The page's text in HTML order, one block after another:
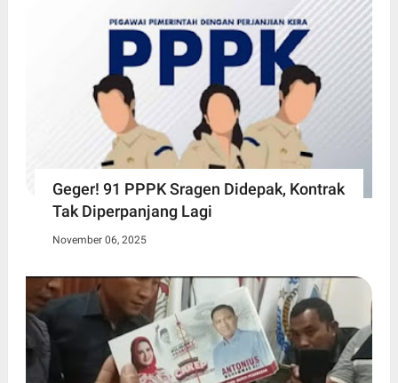
Geger! 91 PPPK Sragen Didepak, Kontrak
Tak Diperpanjang Lagi
November 06, 2025